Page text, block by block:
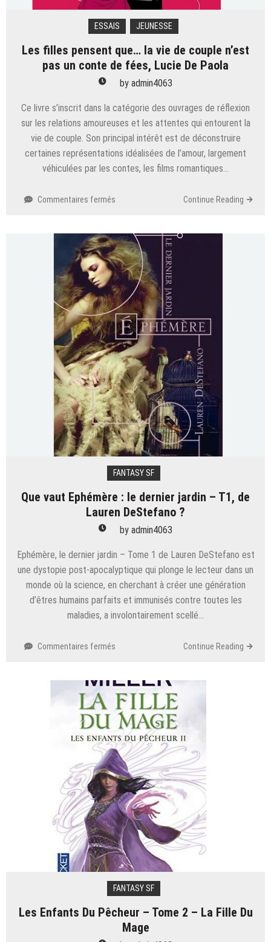
ESSAIS JEUNESSE
Les filles pensent que… la vie de couple n’est
pas un conte de fées, Lucie De Paola
by admin4063
Ce livre s’inscrit dans la catégorie des ouvrages de réflexion
sur les relations amoureuses et les attentes qui entourent la
vie de couple. Son principal intérêt est de déconstruire
certaines représentations idéalisées de l’amour, largement
véhiculées par les contes, les films romantiques…
Commentaires fermés
pensent
que…
la
vie
de
couple
n’est
pas
un
conte
de
fées,
Lucie
De
Paola
Continue Reading
FANTASY SF
Que vaut Ephémère : le dernier jardin – T1, de
Lauren DeStefano ?
by admin4063
Ephémère, le dernier jardin – Tome 1 de Lauren DeStefano est
une dystopie post-apocalyptique qui plonge le lecteur dans un
monde où la science, en cherchant à créer une génération
d’êtres humains parfaits et immunisés contre toutes les
maladies, a involontairement scellé…
Commentaires fermés
Ephémère
:
le
dernier
jardin
–
T1,
de
Lauren
DeStefano
?
Continue Reading
FANTASY SF
Les Enfants Du Pêcheur – Tome 2 – La Fille Du
Mage